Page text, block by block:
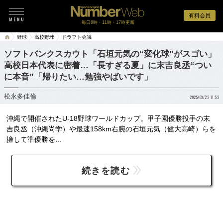
有料会員
毎日6時・11時・17時更新
野球 高校野球 ドラフト会議
ソフトバンクスカウト「石垣元気の“変化球”がスゴい」
高校日本代表に密着…「長すぎる夏」に末吉良丞“つい
に本音”「帰りたい…勉強やばいです」
松永多佳倫 2025/09/23 11:53
沖縄で開催されたU-18野球ワールドカップ。甲子園優勝投手の末
吉良丞（沖縄尚学）や最速158km右腕の石垣元気（健大高崎）らを
擁して準優勝を...
続きを読む